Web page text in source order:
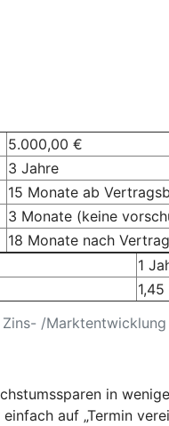
5.000,00 €
3 Jahre
15 Monate ab
3 Monate (keine
18 Monate nach
/
1
1,45
in
auf „Termin